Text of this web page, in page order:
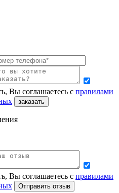
Вы соглашаетесь с правилами
заказать
Вы соглашаетесь с правилами
Отправить отзыв